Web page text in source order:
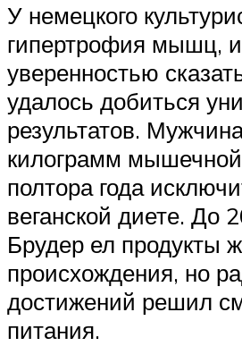
У немецкого
гипертрофия мышц,
уверенностью
удалось добиться
результатов.
килограмм
полтора года
веганской диете. До
Брудер ел продукты
происхождения, но
достижений решил
питания.